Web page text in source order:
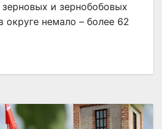
и зернобобовых
округе немало – более 62